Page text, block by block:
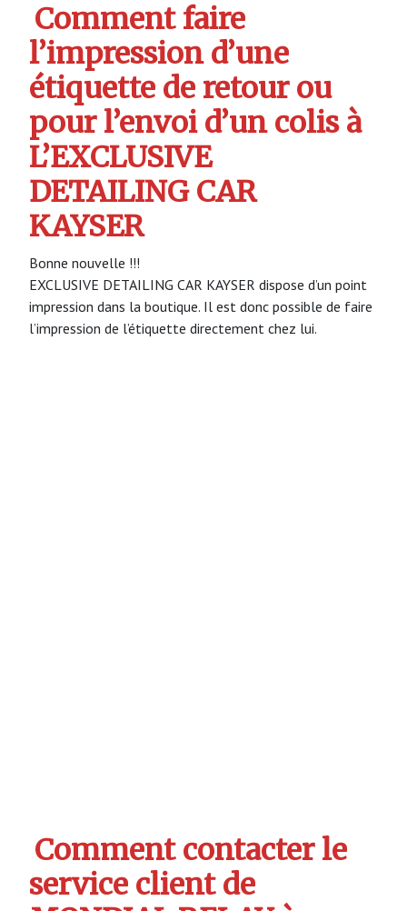
Comment faire
l’impression d’une
étiquette de retour ou
pour l’envoi d’un colis à
L’EXCLUSIVE
DETAILING CAR
KAYSER
Bonne nouvelle !!!
EXCLUSIVE DETAILING CAR KAYSER dispose d’un point
impression dans la boutique. Il est donc possible de faire
l’impression de l’étiquette directement chez lui.
Comment contacter le
service client de